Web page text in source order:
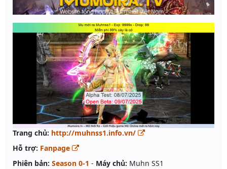
Trang chủ: http://muhnss1.info.vn/
Hỗ trợ: Fanpage
Phiên bản: Season 0-1 - Máy chủ: Muhn SS1